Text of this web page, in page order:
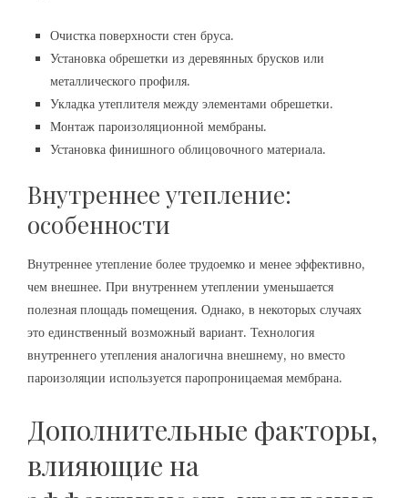
Очистка поверхности стен бруса.
Установка обрешетки из деревянных брусков или
металлического профиля.
Укладка утеплителя между элементами обрешетки.
Монтаж пароизоляционной мембраны.
Установка финишного облицовочного материала.
Внутреннее утепление:
особенности
Внутреннее утепление более трудоемко и менее эффективно,
чем внешнее. При внутреннем утеплении уменьшается
полезная площадь помещения. Однако, в некоторых случаях
это единственный возможный вариант. Технология
внутреннего утепления аналогична внешнему, но вместо
пароизоляции используется паропроницаемая мембрана.
Дополнительные факторы,
влияющие на